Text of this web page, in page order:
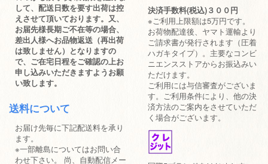
して、配送日数を要す出荷は控
えさせて頂いております。又、
お届先様長期ご不在等の場合、
差出人様へお品物返送（再出荷
は致しません）となりますの
で、ご在宅日程をご確認の上お
申し込みいただきますようお願
い致します。
送料について
お届け先毎に下記配送料を承り
ます。
※一部離島についてはお問い合
わせ下さい。 尚、自動配信メー
決済手数料(税込)３００円
※ご利用上限額は5万円です。
お荷物配達後、ヤマト運輸より
ご請求書が発行されます（圧着
ハガキタイプ）。主要なコンビ
ニエンスストアからお振込みい
ただけます。
ご利用には与信審査がございま
す。ご利用条件により、他の決
済方法のご案内をさせていただ
く場合がございます。